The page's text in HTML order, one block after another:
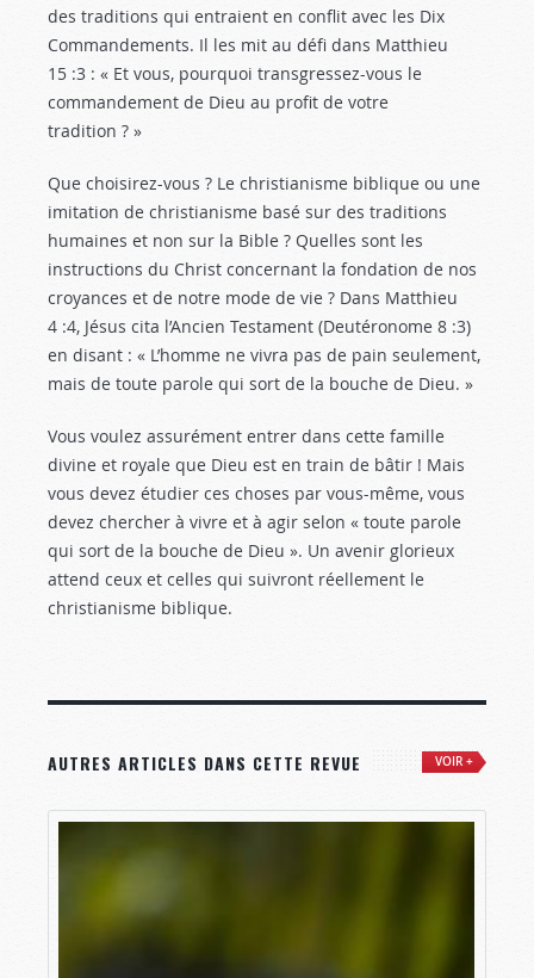
des traditions qui entraient en conflit avec les Dix
Commandements. Il les mit au défi dans Matthieu
15 :3 : « Et vous, pourquoi transgressez-vous le
commandement de Dieu au profit de votre
tradition ? »
Que choisirez-vous ? Le christianisme biblique ou une
imitation de christianisme basé sur des traditions
humaines et non sur la Bible ? Quelles sont les
instructions du Christ concernant la fondation de nos
croyances et de notre mode de vie ? Dans Matthieu
4 :4, Jésus cita l’Ancien Testament (Deutéronome 8 :3)
en disant : « L’homme ne vivra pas de pain seulement,
mais de toute parole qui sort de la bouche de Dieu. »
Vous voulez assurément entrer dans cette famille
divine et royale que Dieu est en train de bâtir ! Mais
vous devez étudier ces choses par vous-même, vous
devez chercher à vivre et à agir selon « toute parole
qui sort de la bouche de Dieu ». Un avenir glorieux
attend ceux et celles qui suivront réellement le
christianisme biblique.
AUTRES ARTICLES DANS CETTE REVUE VOIR +